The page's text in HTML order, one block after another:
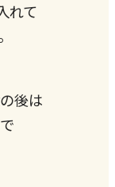
れて
後は